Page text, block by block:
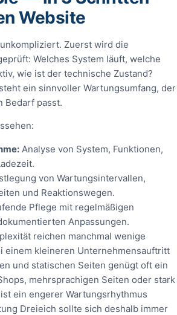
Website
Zuerst wird die
Welches System läuft, welche
wie ist der technische Zustand?
ein sinnvoller Wartungsumfang, der
Bedarf passt.
Analyse von System, Funktionen,
von Wartungsintervallen,
und Reaktionswegen.
Pflege mit regelmäßigen
Anpassungen.
reichen manchmal wenige
einem kleineren Unternehmensauftritt
und statischen Seiten genügt oft ein
mehrsprachigen Seiten oder stark
ein engerer Wartungsrhythmus
Dreieich sollte sich deshalb immer